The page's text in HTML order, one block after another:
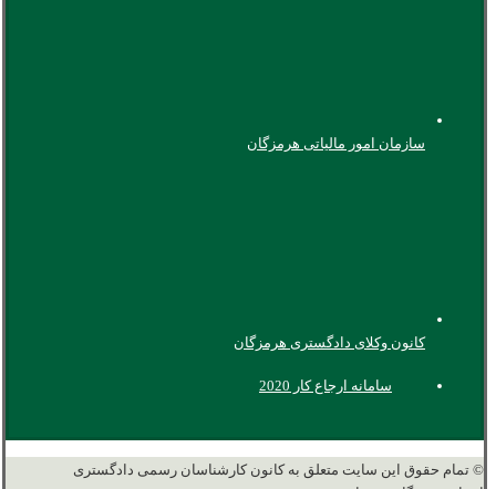
سازمان امور مالیاتی هرمزگان
کانون وکلای دادگستری هرمزگان
سامانه ارجاع کار 2020
© تمام حقوق این سایت متعلق به کانون کارشناسان رسمی دادگستری